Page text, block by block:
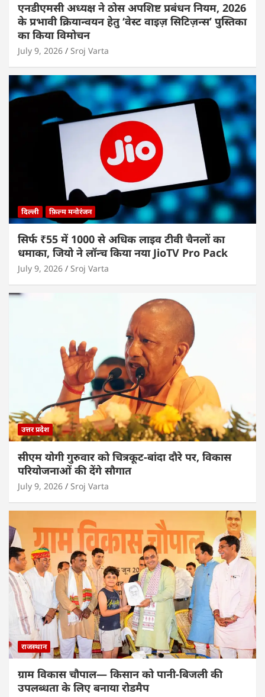
एनडीएमसी अध्यक्ष ने ठोस अपशिष्ट प्रबंधन नियम, 2026
के प्रभावी क्रियान्वयन हेतु ‘वेस्ट वाइज़ सिटिज़न्स’ पुस्तिका
का किया विमोचन
July 9, 2026 Sroj Varta
दिल्ली फ़िल्म मनोरंजन
सिर्फ ₹55 में 1000 से अधिक लाइव टीवी चैनलों का
धमाका, जियो ने लॉन्च किया नया JioTV Pro Pack
July 9, 2026 Sroj Varta
उत्तर प्रदेश
सीएम योगी गुरुवार को चित्रकूट-बांदा दौरे पर, विकास
परियोजनाओं की देंगे सौगात
July 9, 2026 Sroj Varta
राजस्थान
ग्राम विकास चौपाल— किसान को पानी-बिजली की
उपलब्धता के लिए बनाया रोडमैप